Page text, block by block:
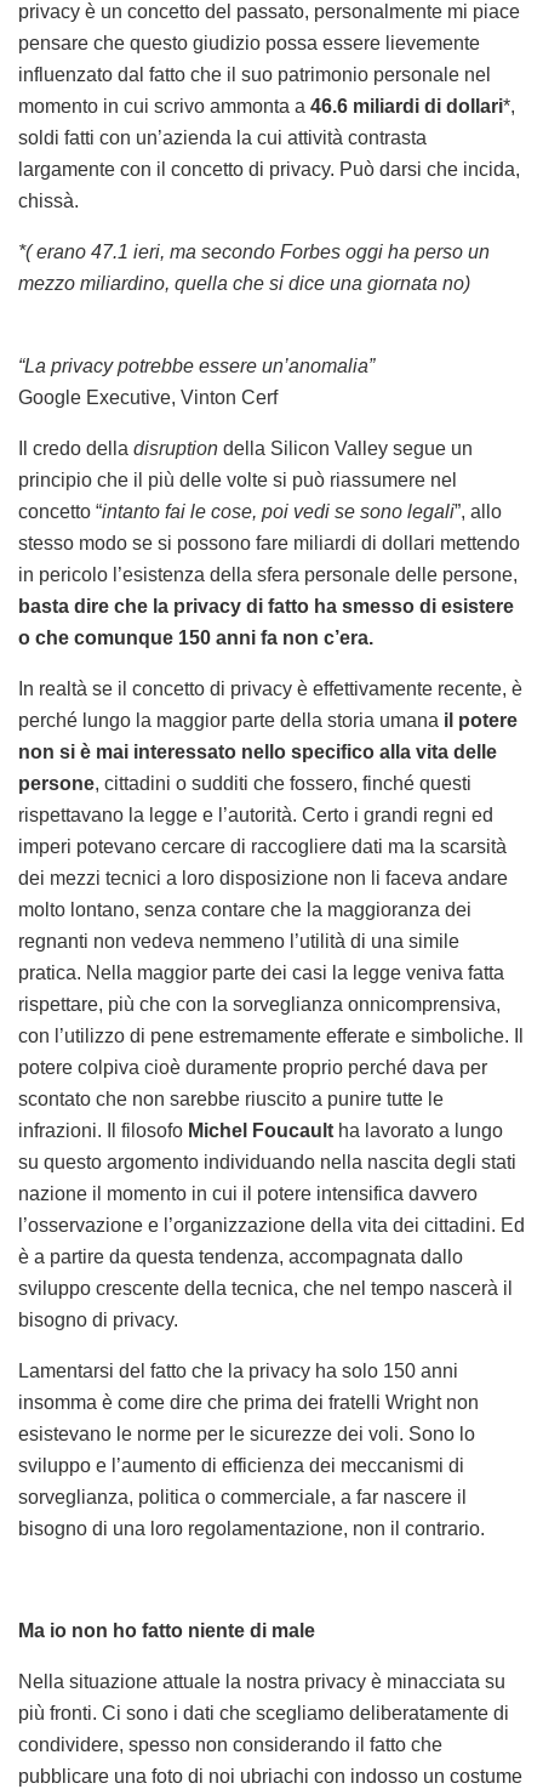
privacy è un concetto del passato, personalmente mi piace
pensare che questo giudizio possa essere lievemente
influenzato dal fatto che il suo patrimonio personale nel
momento in cui scrivo ammonta a 46.6 miliardi di dollari*,
soldi fatti con un’azienda la cui attività contrasta
largamente con il concetto di privacy. Può darsi che incida,
chissà.
*( erano 47.1 ieri, ma secondo Forbes oggi ha perso un
mezzo miliardino, quella che si dice una giornata no)
“La privacy potrebbe essere un’anomalia”
Google Executive, Vinton Cerf
Il credo della disruption della Silicon Valley segue un
principio che il più delle volte si può riassumere nel
concetto “intanto fai le cose, poi vedi se sono legali”, allo
stesso modo se si possono fare miliardi di dollari mettendo
in pericolo l’esistenza della sfera personale delle persone,
basta dire che la privacy di fatto ha smesso di esistere
o che comunque 150 anni fa non c’era.
In realtà se il concetto di privacy è effettivamente recente, è
perché lungo la maggior parte della storia umana il potere
non si è mai interessato nello specifico alla vita delle
persone, cittadini o sudditi che fossero, finché questi
rispettavano la legge e l’autorità. Certo i grandi regni ed
imperi potevano cercare di raccogliere dati ma la scarsità
dei mezzi tecnici a loro disposizione non li faceva andare
molto lontano, senza contare che la maggioranza dei
regnanti non vedeva nemmeno l’utilità di una simile
pratica. Nella maggior parte dei casi la legge veniva fatta
rispettare, più che con la sorveglianza onnicomprensiva,
con l’utilizzo di pene estremamente efferate e simboliche. Il
potere colpiva cioè duramente proprio perché dava per
scontato che non sarebbe riuscito a punire tutte le
infrazioni. Il filosofo Michel Foucault ha lavorato a lungo
su questo argomento individuando nella nascita degli stati
nazione il momento in cui il potere intensifica davvero
l’osservazione e l’organizzazione della vita dei cittadini. Ed
è a partire da questa tendenza, accompagnata dallo
sviluppo crescente della tecnica, che nel tempo nascerà il
bisogno di privacy.
Lamentarsi del fatto che la privacy ha solo 150 anni
insomma è come dire che prima dei fratelli Wright non
esistevano le norme per le sicurezze dei voli. Sono lo
sviluppo e l’aumento di efficienza dei meccanismi di
sorveglianza, politica o commerciale, a far nascere il
bisogno di una loro regolamentazione, non il contrario.
Ma io non ho fatto niente di male
Nella situazione attuale la nostra privacy è minacciata su
più fronti. Ci sono i dati che scegliamo deliberatamente di
condividere, spesso non considerando il fatto che
pubblicare una foto di noi ubriachi con indosso un costume